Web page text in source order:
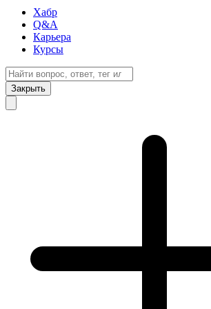
Хабр
Q&A
Карьера
Курсы
Закрыть